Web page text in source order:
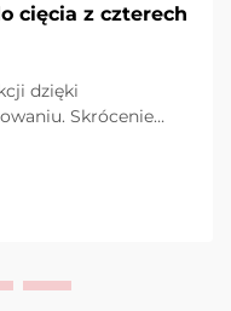
cięcia z czterech
dzięki
Skrócenie
proces produkcji.